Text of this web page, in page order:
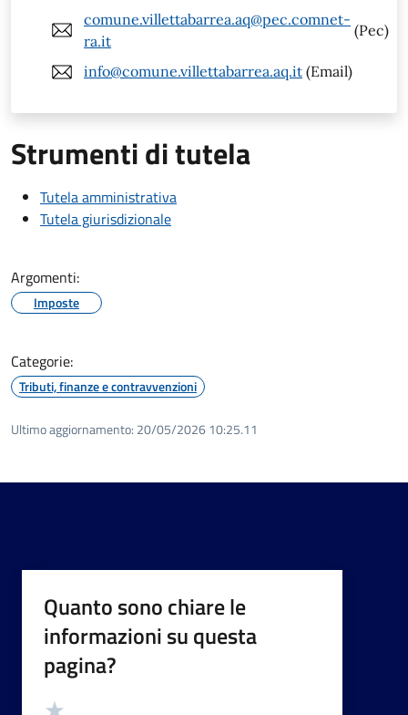
comune.villettabarrea.aq@pec.comnet-
ra.it
(Pec)
info@comune.villettabarrea.aq.it (Email)
Strumenti di tutela
Tutela amministrativa
Tutela giurisdizionale
Argomenti:
Imposte
Categorie:
Tributi, finanze e contravvenzioni
Ultimo aggiornamento: 20/05/2026 10:25.11
Quanto sono chiare le
informazioni su questa
pagina?
Valutazione